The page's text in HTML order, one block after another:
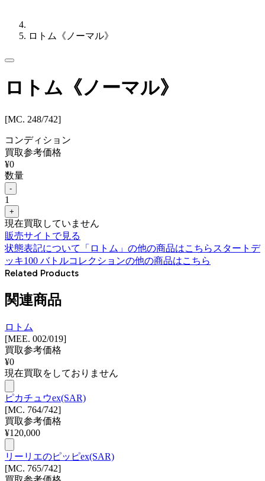
ロトム《ノーマル》
ロトム《ノーマル》
[MC. 248/742]
コンディション
買取参考価格
¥0
数量
-
1
+
現在買取していません
販売サイトで見る
状態表記について
「 ロトム 」の他の商品はこちら スタートデ
ッキ100 バトルコレクションの他の商品はこちら
Related Products
関連商品
ロトム
[MEE. 002/019]
買取参考価格
¥0
現在買取をしておりません
ピカチュウex(SAR)
[MC. 764/742]
買取参考価格
¥120,000
リーリエのピッピex(SAR)
[MC. 765/742]